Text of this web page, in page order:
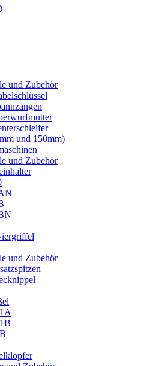
und Zubehör
und 150mm)
und Zubehör
und Zubehör